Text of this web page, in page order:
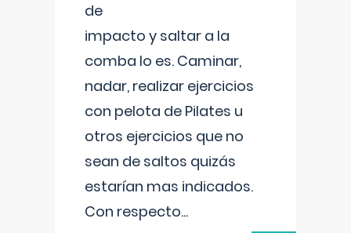
de
impacto y saltar a la
comba lo es. Caminar,
nadar, realizar ejercicios
con pelota de Pilates u
otros ejercicios que no
sean de saltos quizás
estarían mas indicados.
Con respecto...